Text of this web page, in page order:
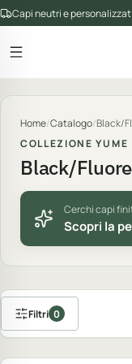
Capi neutri e
Apri il menu
del catalogo
Home/Catalogo/Black/
COLLEZIONE YUME
Black/
Cerchi capi
Scopri la
Filtri 0
Personalizzabile